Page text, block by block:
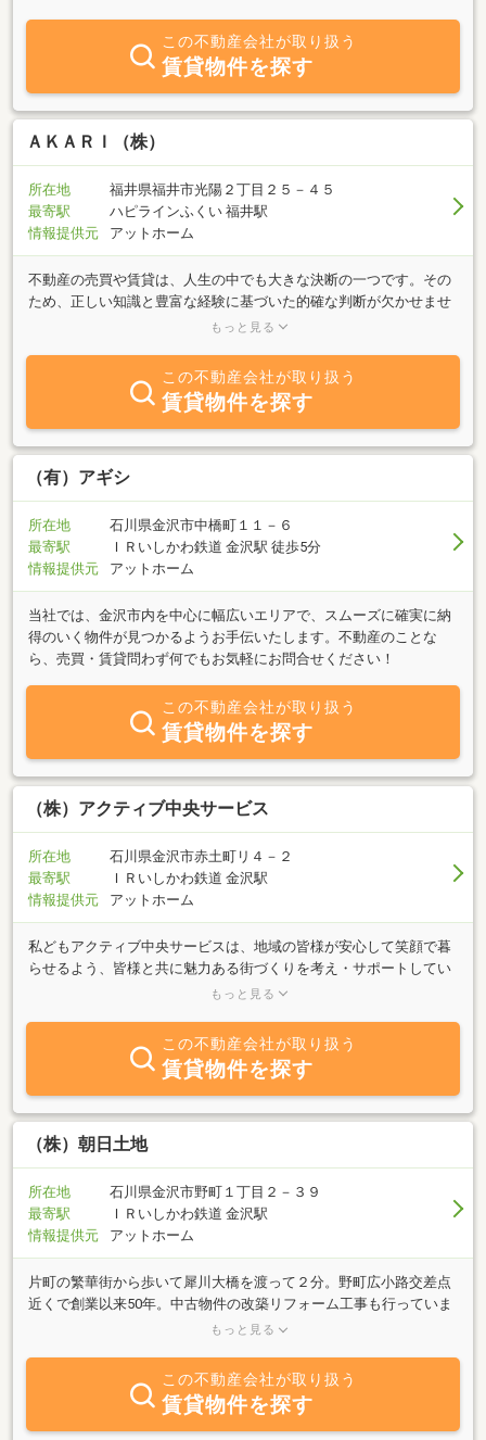
ョンやアパート物件も多数ご用意しております。地域に詳しいスタ
ッフが、安心で納得の物件をご案内します。自社ホームページに
は、未公開物件が多数あります。是非ご覧ください。 Facebookや
ってます。ホームページの中のFマークをクリック下さい。お店の
情報が色々載っています。
この不動産会社が取り扱う
賃貸物件を探す
ＡＫＡＲＩ（株）
所在地
福井県福井市光陽２丁目２５－４５
最寄駅
ハピラインふくい 福井駅
情報提供元
アットホーム
不動産の売買や賃貸は、人生の中でも大きな決断の一つです。その
ため、正しい知識と豊富な経験に基づいた的確な判断が欠かせませ
ん。しかし実際には、専門知識がないまま契約を進めてしまった
とで、お客様が不利益を被るケースも少なくありません。私たち
は、不動産会社の役割は、自社の利益を優先することではなく、お
客様にとって何が最善かを第一に考え、ご提案することだと考えて
います。AKARI株式会社では、お問い合わせからご相談、ご契約、
お引渡し、そしてアフターフォローに至るまで、代表者自らが責任
を持って一貫して対応いたします。一人ひとりのお客様と真摯に向
き合い、専門的な視点から最適なご提案を行い、安心してご判断い
ただけるよう全力でサポートいたします。すべては、お客様に「相
談してよかった」「任せてよかった」と心から感じていただくため
に。私たちは、お客様の納得と満足を何よりも大切にしています。
もっと見る
この不動産会社が取り扱う
賃貸物件を探す
（有）アギシ
所在地
石川県金沢市中橋町１１－６
最寄駅
ＩＲいしかわ鉄道 金沢駅 徒歩5分
情報提供元
アットホーム
当社では、金沢市内を中心に幅広いエリアで、スムーズに確実に納
得のいく物件が見つかるようお手伝いたします。不動産のことな
ら、売買・賃貸問わず何でもお気軽にお問合せください！
この不動産会社が取り扱う
賃貸物件を探す
（株）アクティブ中央サービス
所在地
石川県金沢市赤土町リ４－２
最寄駅
ＩＲいしかわ鉄道 金沢駅
情報提供元
アットホーム
私どもアクティブ中央サービスは、地域の皆様が安心して笑顔で暮
らせるよう、皆様と共に魅力ある街づくりを考え・サポートしてい
く企業です。不動産や資産運用に関するご相談はもちろんのこと、
致しております。ＪＡ金沢中央１００％出資の子会社なので、安心
してお気軽にご利用ください。
もっと見る
この不動産会社が取り扱う
賃貸物件を探す
（株）朝日土地
所在地
石川県金沢市野町１丁目２－３９
最寄駅
ＩＲいしかわ鉄道 金沢駅
情報提供元
アットホーム
片町の繁華街から歩いて犀川大橋を渡って２分。野町広小路交差点
近くで創業以来50年。中古物件の改築リフォーム工事も行っていま
す。専門スタッフ【宅建士３名、賃貸不動産経営管理士、２級建築
※ 中古住宅を大規模改修して販売 ※豊富な知識と経験で、あなた
様に対応させて頂きます。
もっと見る
この不動産会社が取り扱う
賃貸物件を探す